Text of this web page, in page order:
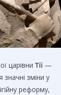
царівни Тії —
зміни у
реформу,